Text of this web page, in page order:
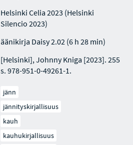
Helsinki Celia 2023 (Helsinki
Silencio 2023)
äänikirja Daisy 2.02 (6 h 28 min)
[Helsinki], Johnny Kniga [2023]. 255
s. 978-951-0-49261-1.
jänn
jännityskirjallisuus
kauh
kauhukirjallisuus